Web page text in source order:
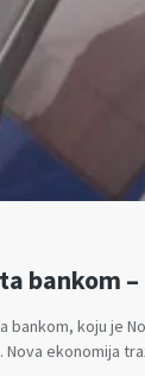
bankom
koju je
ekonomija